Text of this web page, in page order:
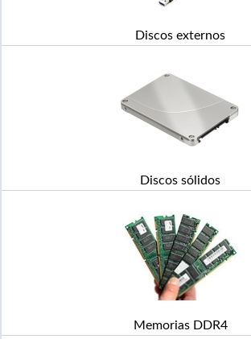
Discos externos
Discos sólidos
Memorias DDR4